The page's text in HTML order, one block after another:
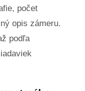
počet
opis zámeru.
podľa